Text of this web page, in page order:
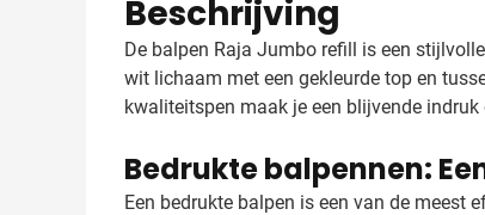
Beschrijving
De balpen Raja Jumbo refill is een
wit lichaam met een gekleurde top en
kwaliteitspen maak je een blijvende indruk
Bedrukte balpennen:
Een bedrukte balpen is een van de meest